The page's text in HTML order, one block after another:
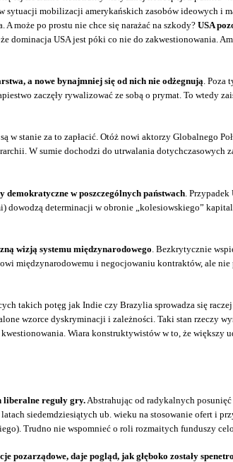
sytuacji mobilizacji amerykańskich zasobów ideowych
może po prostu nie chce się narażać na szkody? USA
dominacja USA jest póki co nie do zakwestionowania.
a nowe bynajmniej się od nich nie odżegnują .
zaczęły rywalizować ze sobą o prymat. To wtedy
stanie za to zapłacić. Otóż nowi aktorzy Globalnego
W sumie dochodzi do utrwalania dotychczasowych
demokratyczne w poszczególnych państwach .
determinacji w obronie „kolesiowskiego”
wizją systemu międzynarodowego . Bezkrytycznie
międzynarodowemu i negocjowaniu kontraktów, ale nie
takich potęg jak Indie czy Brazylia sprowadza się
wzorce dyskryminacji i zależności. Taki stan rzeczy
Wiara konstruktywistów w to, że większy
liberalne reguły gry. Abstrahując od radykalnych
siedemdziesiątych ub. wieku na stosowanie ofert i
Trudno nie wspomnieć o roli rozmaitych funduszy
daje pogląd, jak głęboko zostały